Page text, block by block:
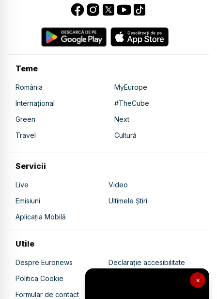
×
Teme
România
MyEurope
Internațional
#TheCube
Green
Next
Travel
Cultură
Servicii
Live
Video
Emisiuni
Ultimele Știri
Aplicația Mobilă
Utile
Despre Euronews
Declarație accesibilitate
Politica Cookie
Politica de confidențialitate
Formular de contact